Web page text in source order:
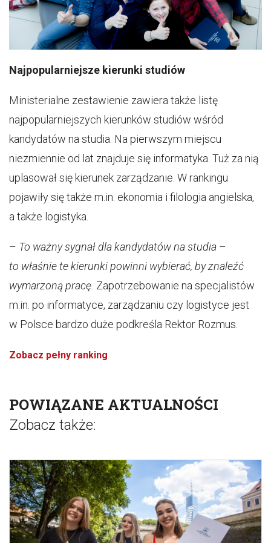
Najpopularniejsze kierunki studiów
Ministerialne zestawienie zawiera także listę
najpopularniejszych kierunków studiów wśród
kandydatów na studia. Na pierwszym miejscu
niezmiennie od lat znajduje się informatyka. Tuż za nią
uplasował się kierunek zarządzanie. W rankingu
pojawiły się także m.in. ekonomia i filologia angielska,
a także logistyka.
– To ważny sygnał dla kandydatów na studia –
to właśnie te kierunki powinni wybierać, by znaleźć
wymarzoną pracę. Zapotrzebowanie na specjalistów
m.in. po informatyce, zarządzaniu czy logistyce jest
w Polsce bardzo duże podkreśla Rektor Rozmus.
Zobacz pełny ranking
POWIĄZANE AKTUALNOŚCI
Zobacz także: